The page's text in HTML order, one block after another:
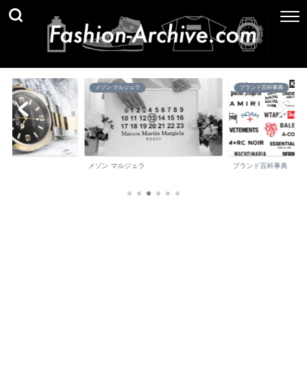
メゾン マルジェラ
メゾン マルジェラ
ブランド百科事典
ブランド百科事典